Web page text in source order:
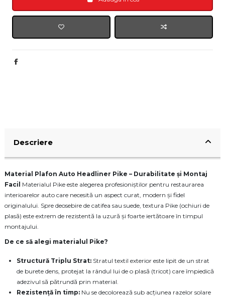
Descriere
Material Plafon Auto Headliner Pike – Durabilitate și Montaj
Facil Materialul Pike este alegerea profesioniștilor pentru restaurarea
interioarelor auto care necesită un aspect curat, modern și fidel
originalului. Spre deosebire de catifea sau suede, textura Pike (ochiuri de
plasă) este extrem de rezistentă la uzură și foarte iertătoare în timpul
montajului.
De ce să alegi materialul Pike?
Structură Triplu Strat: Stratul textil exterior este lipit de un strat
de burete dens, protejat la rândul lui de o plasă (tricot) care împiedică
adezivul să pătrundă prin material.
Rezistență în timp: Nu se decolorează sub acțiunea razelor solare